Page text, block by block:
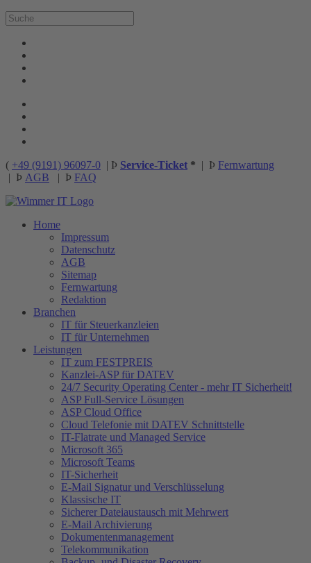
( +49 (9191) 96097-0 | Þ Service-Ticket * | Þ Fernwartung
| Þ AGB | Þ FAQ
Home
Impressum
Datenschutz
AGB
Sitemap
Fernwartung
Redaktion
Branchen
IT für Steuerkanzleien
IT für Unternehmen
Leistungen
IT zum FESTPREIS
Kanzlei-ASP für DATEV
24/7 Security Operating Center - mehr IT Sicherheit!
ASP Full-Service Lösungen
ASP Cloud Office
Cloud Telefonie mit DATEV Schnittstelle
IT-Flatrate und Managed Service
Microsoft 365
Microsoft Teams
IT-Sicherheit
E-Mail Signatur und Verschlüsselung
Klassische IT
Sicherer Dateiaustausch mit Mehrwert
E-Mail Archivierung
Dokumentenmanagement
Telekommunikation